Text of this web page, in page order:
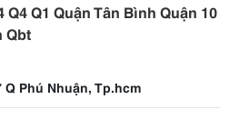
Q4 Q1 Quận Tân Bình Quận 10
Qbt
Q Phú Nhuận, Tp.hcm